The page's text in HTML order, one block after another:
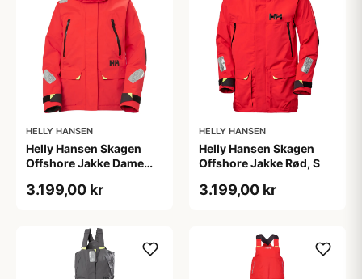
HELLY HANSEN
Helly Hansen Skagen
Offshore Jakke Dame
3.199,00 kr
HELLY HANSEN
Helly Hansen Skagen
Offshore Jakke Rød, S
3.199,00 kr